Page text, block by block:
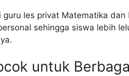
guru les privat Matematika
sehingga siswa lebih
untuk